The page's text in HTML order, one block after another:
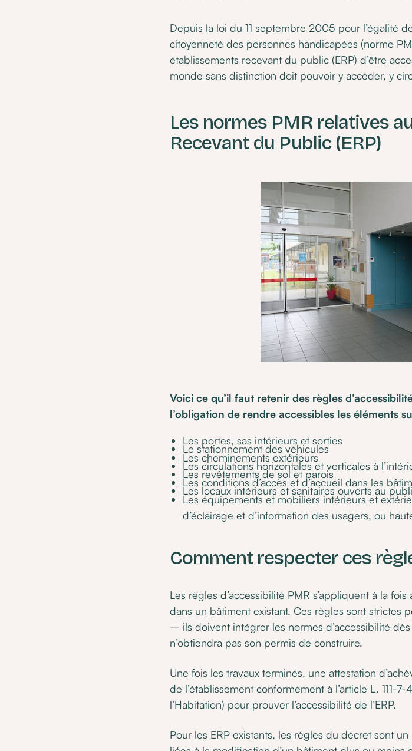
Depuis la loi du 11 septembre 2005 pour l’égalité
citoyenneté des personnes handicapées (norme
établissements recevant du public (ERP) d’être
monde sans distinction doit pouvoir y accéder, y
Les normes PMR relatives
Recevant du Public (ERP)
Voici ce qu’il faut retenir des règles
l’obligation de rendre accessibles les éléments
Les portes, sas intérieurs et sorties
Le stationnement des véhicules
Les cheminements extérieurs
Les circulations horizontales et verticales à
Les revêtements de sol et parois
Les conditions d’accès et d’accueil dans les
Les locaux intérieurs et sanitaires ouverts au
Les équipements et mobiliers intérieurs et
d’éclairage et d’information des usagers, ou
Comment respecter ces
Les règles d’accessibilité PMR s’appliquent à la
dans un bâtiment existant. Ces règles sont strictes
– ils doivent intégrer les normes d’accessibilité
n’obtiendra pas son permis de construire.
Une fois les travaux terminés, une attestation
de l’établissement conformément à l’article L. 111-
l’Habitation) pour prouver l’accessibilité de l’ERP.
Pour les ERP existants, les règles du décret sont